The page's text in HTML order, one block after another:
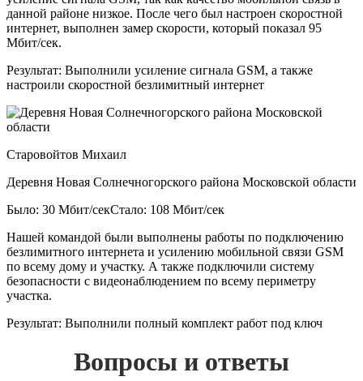
данной районе низкое. После чего был настроен скоростной
интернет, выполнен замер скорости, который показал 95
Мбит/сек.
Результат: Выполнили усиление сигнала GSM, а также
настроили скоростной безлимитный интернет
Старовойтов Михаил
Деревня Новая Солнечногорского района Московской области
Было: 30 Мбит/секСтало: 108 Мбит/сек
Нашей командой были выполнены работы по подключению
безлимитного интернета и усилению мобильной связи GSM
по всему дому и участку. А также подключили систему
безопасности с видеонаблюдением по всему периметру
участка.
Результат: Выполнили полный комплект работ под ключ
Вопросы и ответы